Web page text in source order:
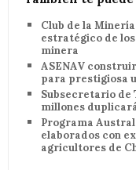
Club de la
estratégico de
minera
ASENAV
para prestigiosa
Subsecretario de
millones
Programa
elaborados con
agricultores de